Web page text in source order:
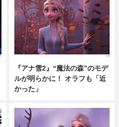
『アナ雪2』“魔法の森”のモデ
ルが明らかに！ オラフも「近
かった」